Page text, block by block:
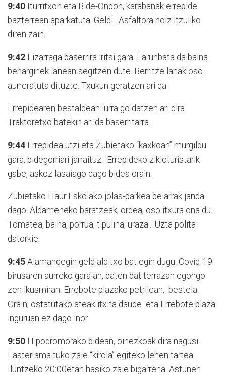
9:40 Iturritxon eta Bide-Ondon, karabanak errepide
bazterrean aparkatuta. Geldi. Asfaltora noiz itzuliko
diren zain.
9:42 Lizarraga baserrira iritsi gara. Larunbata da baina
beharginek lanean segitzen dute. Berritze lanak oso
aurreratuta dituzte. Txukun geratzen ari da.
Errepidearen bestaldean lurra goldatzen ari dira.
Traktoretxo batekin ari da baserritarra.
9:44 Errepidea utzi eta Zubietako “kaxkoan” murgildu
gara, bidegorriari jarraituz.
Errepideko zikloturistarik
gabe, askoz lasaiago dago bidea orain.
Zubietako Haur Eskolako jolas-parkea belarrak janda
dago. Aldameneko baratzeak, ordea, oso itxura ona du.
Tomatea, baina, porrua, tipulina, uraza... Uzta polita
datorkie.
9:45 Alamandegin geldialditxo bat egin dugu. Covid-19
birusaren aurreko garaian, baten bat terrazan egongo
zen ikusmiran. Errebote plazako petrilean, bestela.
Orain, ostatutako ateak itxita daude eta Errebote plaza
inguruan ez dago inor.
9:50 Hipodromorako bidean, oinezkoak dira nagusi.
Laster amaituko zaie “kirola” egiteko lehen tartea.
Iluntzeko 20:00etan hasiko zaie bigarrena. Astunen